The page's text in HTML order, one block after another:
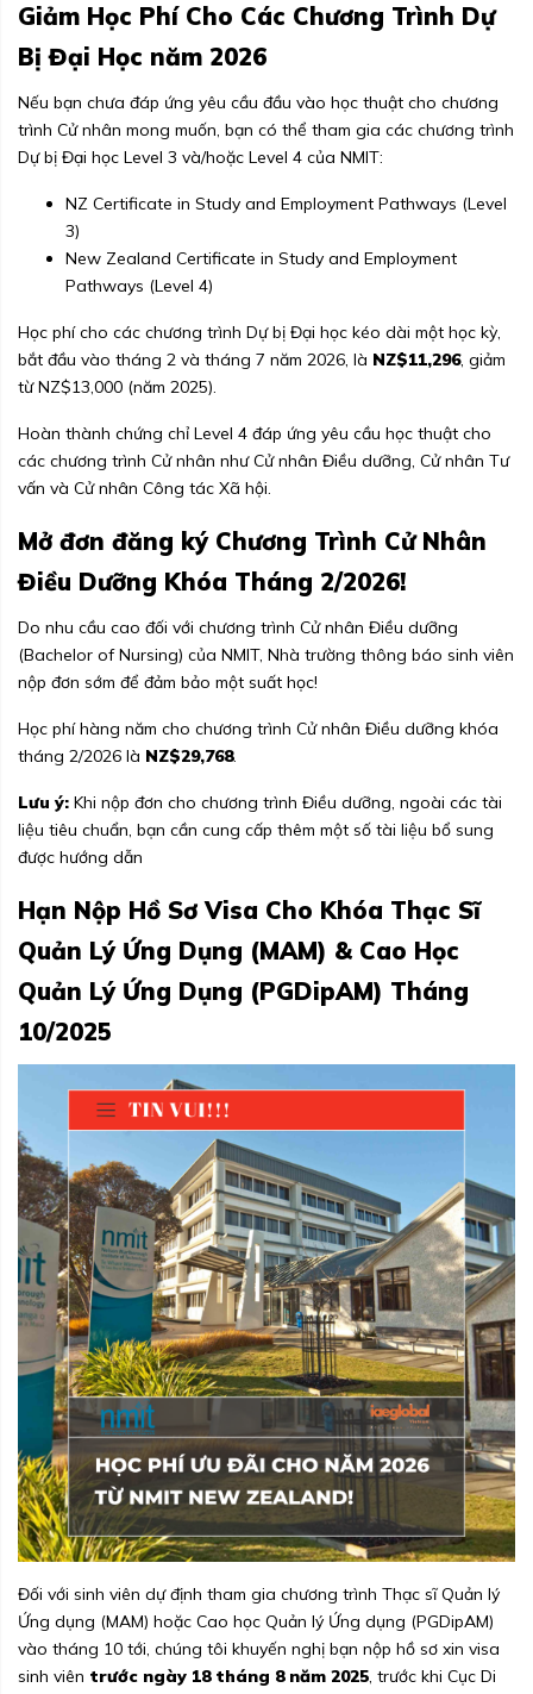
Giảm Học Phí Cho Các Chương Trình Dự
Bị Đại Học năm 2026
Nếu bạn chưa đáp ứng yêu cầu đầu vào học thuật cho chương
trình Cử nhân mong muốn, bạn có thể tham gia các chương trình
Dự bị Đại học Level 3 và/hoặc Level 4 của NMIT:
NZ Certificate in Study and Employment Pathways (Level
3)
New Zealand Certificate in Study and Employment
Pathways (Level 4)
Học phí cho các chương trình Dự bị Đại học kéo dài một học kỳ,
bắt đầu vào tháng 2 và tháng 7 năm 2026, là NZ$11,296, giảm
từ NZ$13,000 (năm 2025).
Hoàn thành chứng chỉ Level 4 đáp ứng yêu cầu học thuật cho
các chương trình Cử nhân như Cử nhân Điều dưỡng, Cử nhân Tư
vấn và Cử nhân Công tác Xã hội.
Mở đơn đăng ký Chương Trình Cử Nhân
Điều Dưỡng Khóa Tháng 2/2026!
Do nhu cầu cao đối với chương trình Cử nhân Điều dưỡng
(Bachelor of Nursing) của NMIT, Nhà trường thông báo sinh viên
nộp đơn sớm để đảm bảo một suất học!
Học phí hàng năm cho chương trình Cử nhân Điều dưỡng khóa
tháng 2/2026 là NZ$29,768.
Lưu ý: Khi nộp đơn cho chương trình Điều dưỡng, ngoài các tài
liệu tiêu chuẩn, bạn cần cung cấp thêm một số tài liệu bổ sung
được hướng dẫn
Hạn Nộp Hồ Sơ Visa Cho Khóa Thạc Sĩ
Quản Lý Ứng Dụng (MAM) & Cao Học
Quản Lý Ứng Dụng (PGDipAM) Tháng
10/2025
Đối với sinh viên dự định tham gia chương trình Thạc sĩ Quản lý
Ứng dụng (MAM) hoặc Cao học Quản lý Ứng dụng (PGDipAM)
vào tháng 10 tới, chúng tôi khuyến nghị bạn nộp hồ sơ xin visa
sinh viên trước ngày 18 tháng 8 năm 2025, trước khi Cục Di